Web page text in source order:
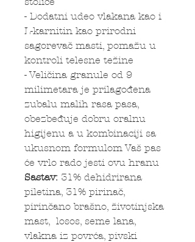
- Dodatni udeo vlakana kao i
L-karnitin kao prirodni
sagorevač masti, pomažu u
kontroli telesne težine
- Veličina granule od 9
milimetara je prilagođena
zubalu malih rasa pasa,
obezbeđuje dobru oralnu
higijenu a u kombinaciji sa
ukusnom formulom Vaš pas
će vrlo rado jesti ovu hranu
Sastav: 31% dehidrirana
piletina, 31% pirinač,
pirinčano brašno, životinjska
mast, losos, seme lana,
vlakna iz povrća, pivski